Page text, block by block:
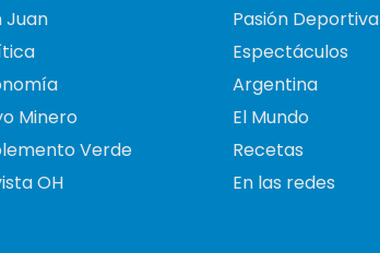
Juan
Minero
Verde
OH
Pasión Deportiva
Espectáculos
Argentina
El Mundo
Recetas
En las redes